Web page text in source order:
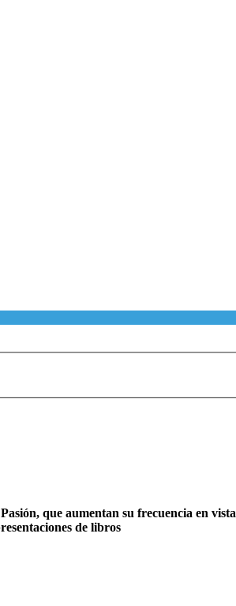
que aumentan su frecuencia en
de libros